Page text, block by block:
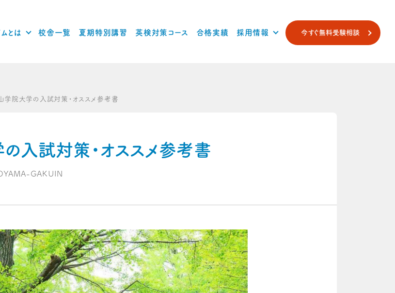
とは 校舎一覧 夏期特別講習 英検対策コース 合格実績 採用情報 今すぐ無料受験相談
学院大学の入試対策・オススメ参考書
入試対策・オススメ参考書
GAKUIN